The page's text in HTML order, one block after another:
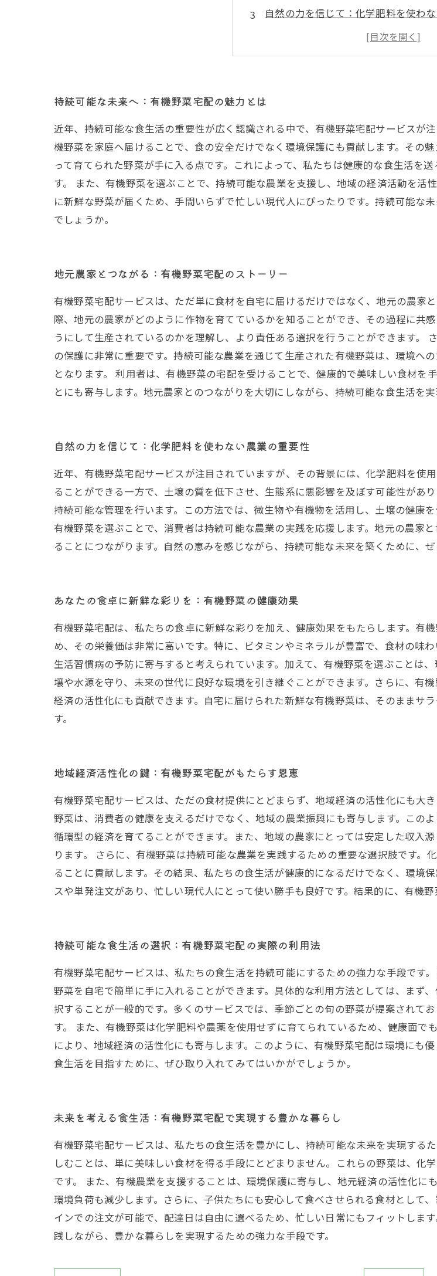
自然の力を信じて：化学肥料を使わ
あなたの食卓に新鮮な彩りを：有機野
地域経済活性化の鍵：有機野菜宅配
持続可能な未来へ：有機野菜宅配の魅力とは
近年、持続可能な食生活の重要性が広く認識される中で、有機野菜宅配サービスが
機野菜を家庭へ届けることで、食の安全だけでなく環境保護にも貢献します。その
って育てられた野菜が手に入る点です。これによって、私たちは健康的な食生活を
す。 また、有機野菜を選ぶことで、持続可能な農業を支援し、地域の経済活動を活
に新鮮な野菜が届くため、手間いらずで忙しい現代人にぴったりです。持続可能な
でしょうか。
地元農家とつながる：有機野菜宅配のストーリー
有機野菜宅配サービスは、ただ単に食材を自宅に届けるだけではなく、地元の農家
際、地元の農家がどのように作物を育てているかを知ることができ、その過程に共
うにして生産されているのかを理解し、より責任ある選択を行うことができます。
の保護に非常に重要です。持続可能な農業を通じて生産された有機野菜は、環境へ
となります。 利用者は、有機野菜の宅配を受けることで、健康的で美味しい食材
とにも寄与します。地元農家とのつながりを大切にしながら、持続可能な食生活を実
自然の力を信じて：化学肥料を使わない農業の重要性
近年、有機野菜宅配サービスが注目されていますが、その背景には、化学肥料を使
ることができる一方で、土壌の質を低下させ、生態系に悪影響を及ぼす可能性があ
持続可能な管理を行います。この方法では、微生物や有機物を活用し、土壌の健康
有機野菜を選ぶことで、消費者は持続可能な農業の実践を応援します。地元の農家
ることにつながります。自然の恵みを感じながら、持続可能な未来を築くために、
あなたの食卓に新鮮な彩りを：有機野菜の健康効果
有機野菜宅配は、私たちの食卓に新鮮な彩りを加え、健康効果をもたらします。有
め、その栄養価は非常に高いです。特に、ビタミンやミネラルが豊富で、食材の味
生活習慣病の予防に寄与すると考えられています。加えて、有機野菜を選ぶことは
壌や水源を守り、未来の世代に良好な環境を引き継ぐことができます。さらに、有
経済の活性化にも貢献できます。自宅に届けられた新鮮な有機野菜は、そのままサ
す。
地域経済活性化の鍵：有機野菜宅配がもたらす恩恵
有機野菜宅配サービスは、ただの食材提供にとどまらず、地域経済の活性化にも大
野菜は、消費者の健康を支えるだけでなく、地域の農業振興にも寄与します。この
循環型の経済を育てることができます。また、地域の農家にとっては安定した収入
ります。 さらに、有機野菜は持続可能な農業を実践するための重要な選択肢です
ることに貢献します。その結果、私たちの食生活が健康的になるだけでなく、環境
スや単発注文があり、忙しい現代人にとって使い勝手も良好です。結果的に、有機
持続可能な食生活の選択：有機野菜宅配の実際の利用法
有機野菜宅配サービスは、私たちの食生活を持続可能にするための強力な手段です
野菜を自宅で簡単に手に入れることができます。具体的な利用方法としては、まず
択することが一般的です。多くのサービスでは、季節ごとの旬の野菜が提案されて
す。 また、有機野菜は化学肥料や農薬を使用せずに育てられているため、健康面で
により、地域経済の活性化にも寄与します。このように、有機野菜宅配は環境にも
食生活を目指すために、ぜひ取り入れてみてはいかがでしょうか。
未来を考える食生活：有機野菜宅配で実現する豊かな暮らし
有機野菜宅配サービスは、私たちの食生活を豊かにし、持続可能な未来を実現する
しむことは、単に美味しい食材を得る手段にとどまりません。これらの野菜は、化
です。 また、有機農業を支援することは、環境保護に寄与し、地元経済の活性化に
環境負荷も減少します。さらに、子供たちにも安心して食べさせられる食材として
インでの注文が可能で、配達日は自由に選べるため、忙しい日常にもフィットしま
践しながら、豊かな暮らしを実現するための強力な手段です。